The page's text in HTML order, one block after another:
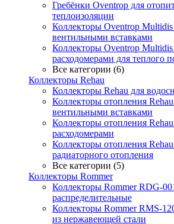
Гребёнки Oventrop для
теплоизоляции
Коллекторы Oventrop
вентильными вставками
Коллекторы Oventrop
расходомерами для теплого
Все категории (6)
Коллекторы Rehau
Коллекторы Rehau для
Коллекторы отопления
вентильными вставками
Коллекторы отопления
расходомерами
Коллекторы отопления
радиаторного отопления
Все категории (5)
Коллекторы Rommer
Коллекторы Rommer RDG-
распределительные
Коллекторы Rommer RMS-
из нержавеющей стали